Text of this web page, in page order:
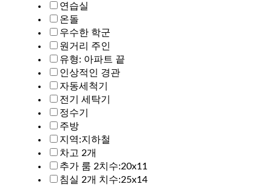
연습실
온돌
우수한 학군
원거리 주인
유형: 아파트 끝
인상적인 경관
자동세척기
전기 세탁기
정수기
주방
지역:지하철
차고 2개
추가 룸 2치수:20x11
침실 2개 치수:25x14